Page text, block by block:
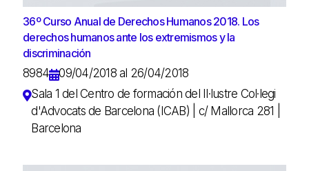
36º Curso Anual de Derechos Humanos 2018. Los
derechos humanos ante los extremismos y la
discriminación
8984
09/04/2018 al 26/04/2018
Sala 1 del Centro de formación del Il·lustre Col·legi
d'Advocats de Barcelona (ICAB) | c/ Mallorca 281 |
Barcelona